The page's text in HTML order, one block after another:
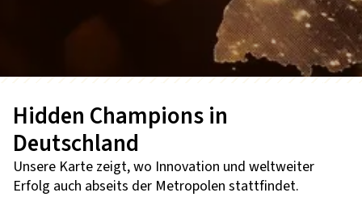
Hidden Champions in
Deutschland
Unsere Karte zeigt, wo Innovation und weltweiter
Erfolg auch abseits der Metropolen stattfindet.